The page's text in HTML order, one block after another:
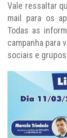
Vale ressaltar
mail para os
Todas as
campanha para
sociais e